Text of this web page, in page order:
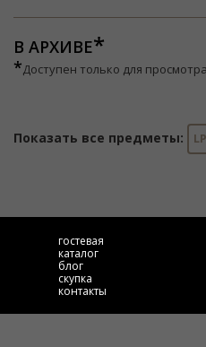
В АРХИВЕ
*Доступен только для
Показать все предметы:
гостевая
каталог
блог
скупка
контакты